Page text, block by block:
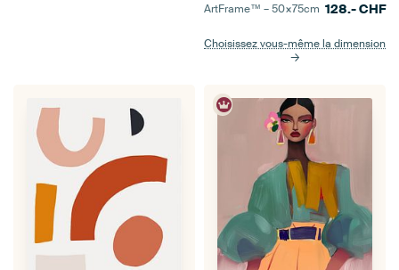
ArtFrame™ –50×75cm 128.-CHF
Choisissez vous-même la dimension